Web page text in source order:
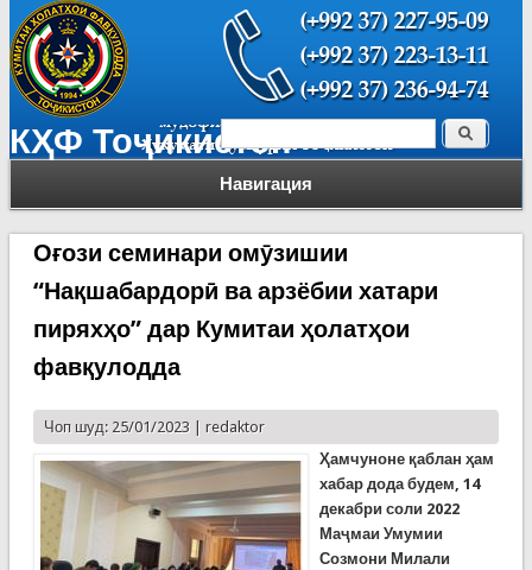
КҲФ Тоҷикистон
Навигация
Форма поиска Поиск
Оғози семинари омӯзишии
“Нақшабардорӣ ва арзёбии хатари
пиряхҳо” дар Кумитаи ҳолатҳои
фавқулодда
Чоп шуд: 25/01/2023 | redaktor
Ҳамчуноне қаблан ҳам
хабар дода будем, 14
декабри соли 2022
Маҷмаи Умумии
Созмони Милали